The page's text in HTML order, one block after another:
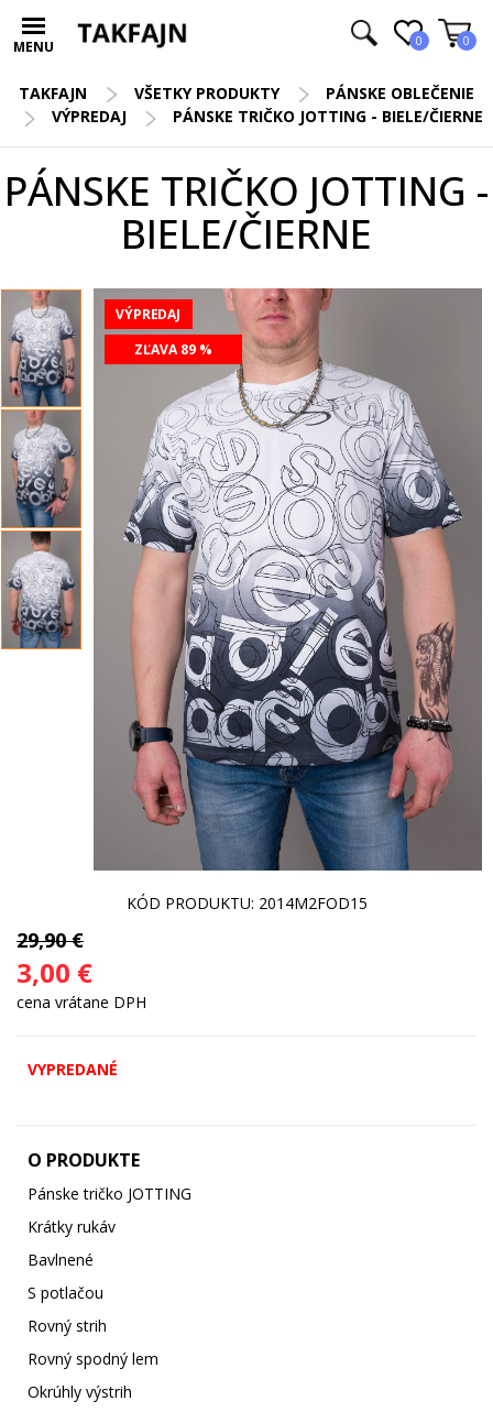
MENU 0 0
TAKFAJN VŠETKY PRODUKTY
PÁNSKE OBLEČENIE
VÝPREDAJ
PÁNSKE TRIČKO JOTTING - BIELE/ČIERNE
PÁNSKE TRIČKO JOTTING -
BIELE/ČIERNE
VÝPREDAJ
ZĽAVA 89 %
KÓD PRODUKTU: 2014M2FOD15
29,90 €
3,00 €
cena vrátane DPH
VYPREDANÉ
O PRODUKTE
Pánske tričko JOTTING
Krátky rukáv
Bavlnené
S potlačou
Rovný strih
Rovný spodný lem
Okrúhly výstrih